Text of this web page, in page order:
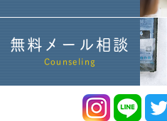
無料メール相談
Counseling